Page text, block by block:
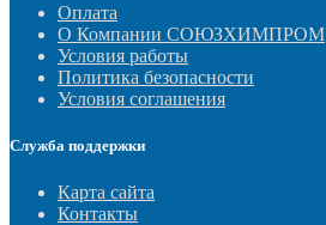
Оплата
О Компании СОЮЗХИМПРОМ
Условия работы
Политика безопасности
Условия соглашения
Служба поддержки
Карта сайта
Контакты